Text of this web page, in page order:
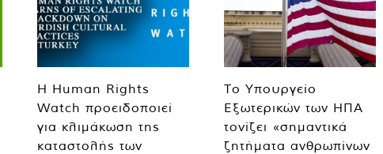
Η Human Rights
Watch προειδοποιεί
για κλιμάκωση της
καταστολής των
Το Υπουργείο
Εξωτερικών των ΗΠΑ
τονίζει «σημαντικά
ζητήματα ανθρωπίνων